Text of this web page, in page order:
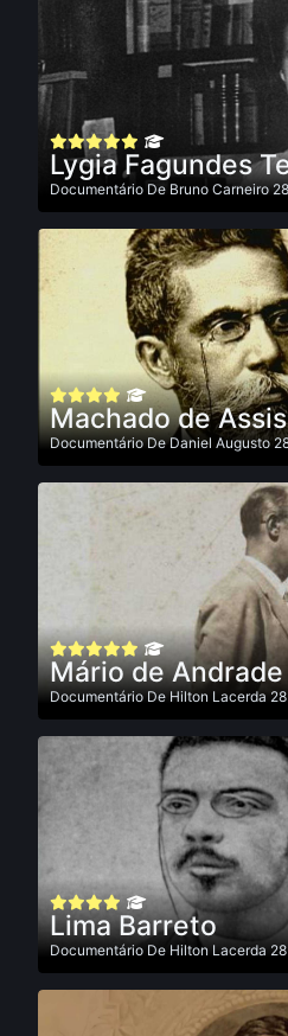
Lygia Fagundes
Documentário De Bruno Carneiro
Machado de Assis
DocumentárioDeDaniel Augusto
Mário de Andrade
DocumentárioDeHilton Lacerda
Lima Barreto
Documentário De Hilton Lacerda